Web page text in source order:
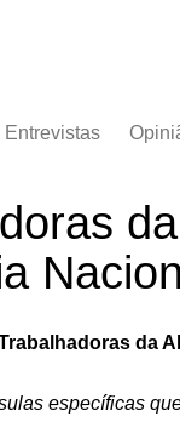
Entrevistas
da
específicas